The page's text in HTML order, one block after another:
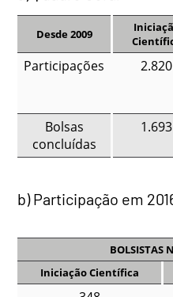
Desde 2009
Participações 2.820
Bolsas
concluídas
1.693
b) Participação em
BOLSISTAS
Iniciação Científica